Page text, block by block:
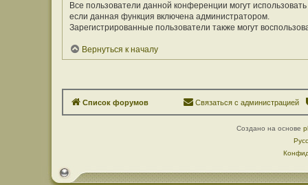
Все пользователи данной конференции могут
если данная функция включена администратором.
Зарегистрированные пользователи также могут
Вернуться к началу
Список форумов Связаться с администрацией
Создано на основе